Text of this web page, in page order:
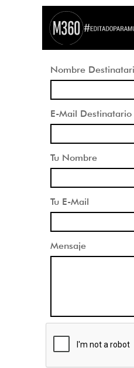
Nombre
E-Mail Destinatario
Tu Nombre
Tu E-Mail
Mensaje